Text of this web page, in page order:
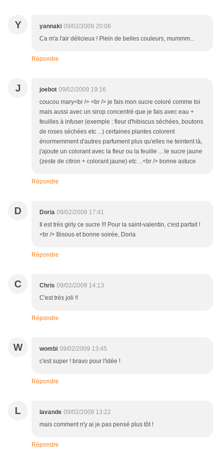
Y yannaki 09/02/2009 20:06
Ca m'a l'air délicieux ! Plein de belles couleurs, mummm...
Répondre
J joebot 09/02/2009 19:16
coucou mary<br /> <br /> je fais mon sucre coloré comme toi
mais aussi avec un sirop concentré que je fais avec eau +
feuilles à infuser (exemple : fleur d'hibiscus séchées, boutons
de roses séchées etc ...) certaines plantes colorent
énormemment d'autres parfument plus qu'elles ne teintent là,
j'ajoute un colorant avec la fleur ou la feuille ... le sucre jaune
(zeste de citron + colorant jaune) etc ...<br /> bonne astuce
Répondre
D Doria 09/02/2009 17:41
Il est très girly ce sucre !!! Pour la saint-valentin, c'est parfait !
<br /> Bisous et bonne soirée, Doria
Répondre
C Chris 09/02/2009 14:13
C'est très joli !!
Répondre
W wombi 09/02/2009 13:45
c'est super ! bravo pour l'idée !
Répondre
L lavande 09/02/2009 13:22
mais comment n'y ai je pas pensé plus tôt !
Répondre